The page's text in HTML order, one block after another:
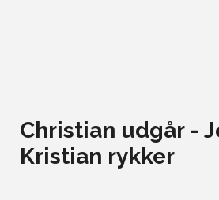
Christian udgår -
Kristian rykker